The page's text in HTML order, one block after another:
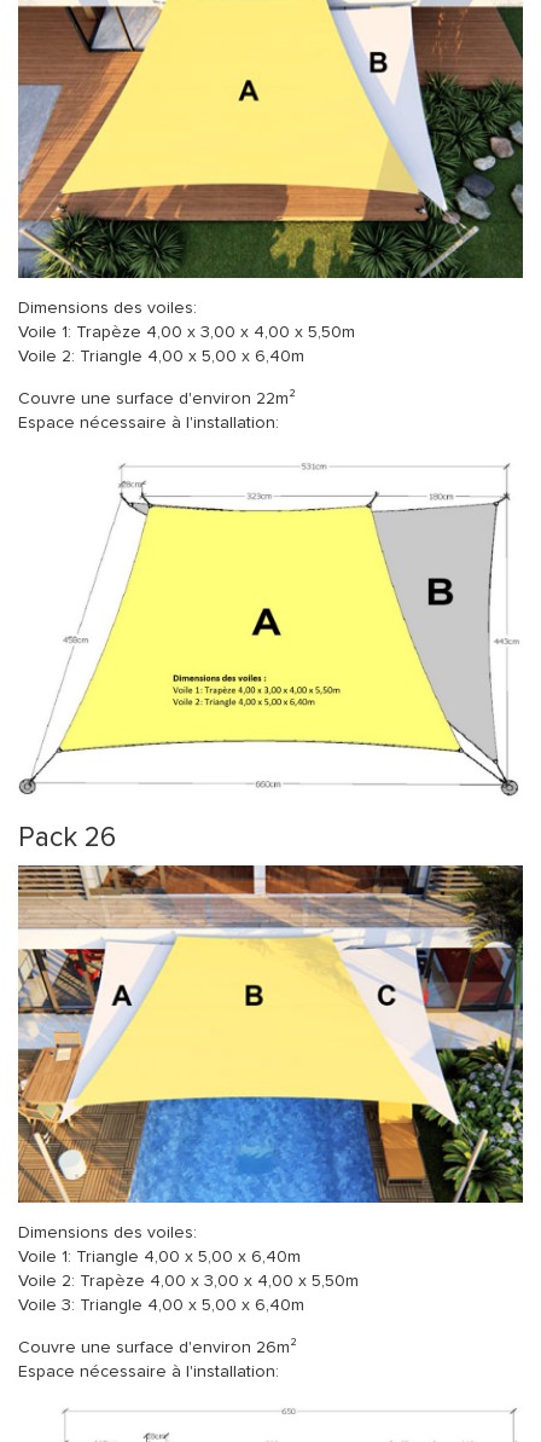
Dimensions des voiles:
Voile 1: Trapèze 4,00 x 3,00 x 4,00 x 5,50m
Voile 2: Triangle 4,00 x 5,00 x 6,40m
Couvre une surface d'environ 22m²
Espace nécessaire à l'installation:
Pack 26
Dimensions des voiles:
Voile 1: Triangle 4,00 x 5,00 x 6,40m
Voile 2: Trapèze 4,00 x 3,00 x 4,00 x 5,50m
Voile 3: Triangle 4,00 x 5,00 x 6,40m
Couvre une surface d'environ 26m²
Espace nécessaire à l'installation: